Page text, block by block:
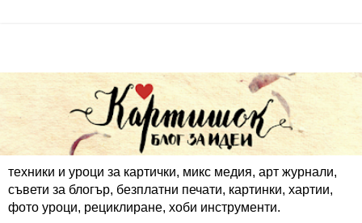
техники и уроци за картички, микс медия, арт журнали,
съвети за блогър, безплатни печати, картинки, хартии,
фото уроци, рециклиране, хоби инструменти.